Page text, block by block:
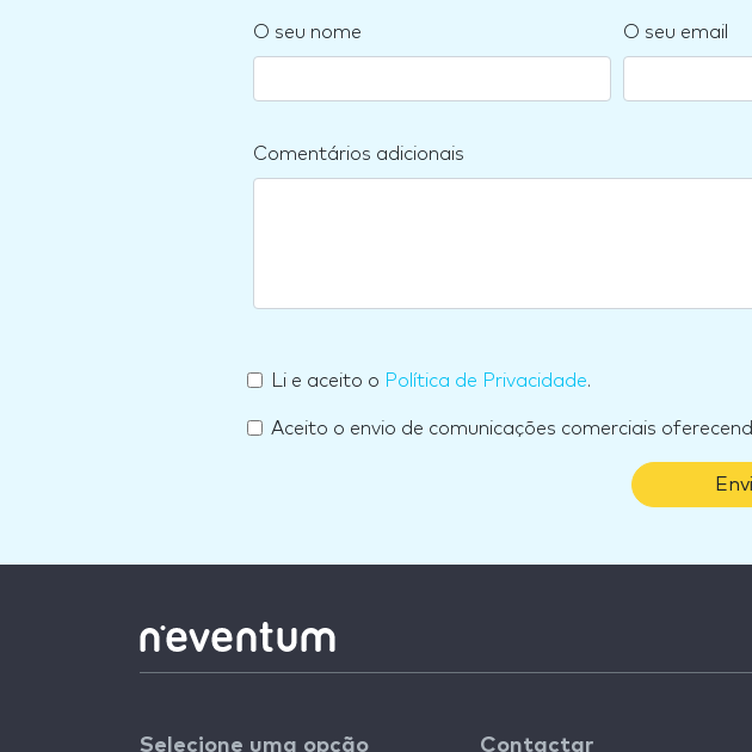
O seu nome O seu email
Comentários adicionais
Li e aceito o Política de Privacidade.
Aceito o envio de comunicações comerciais
Selecione uma opção Contactar